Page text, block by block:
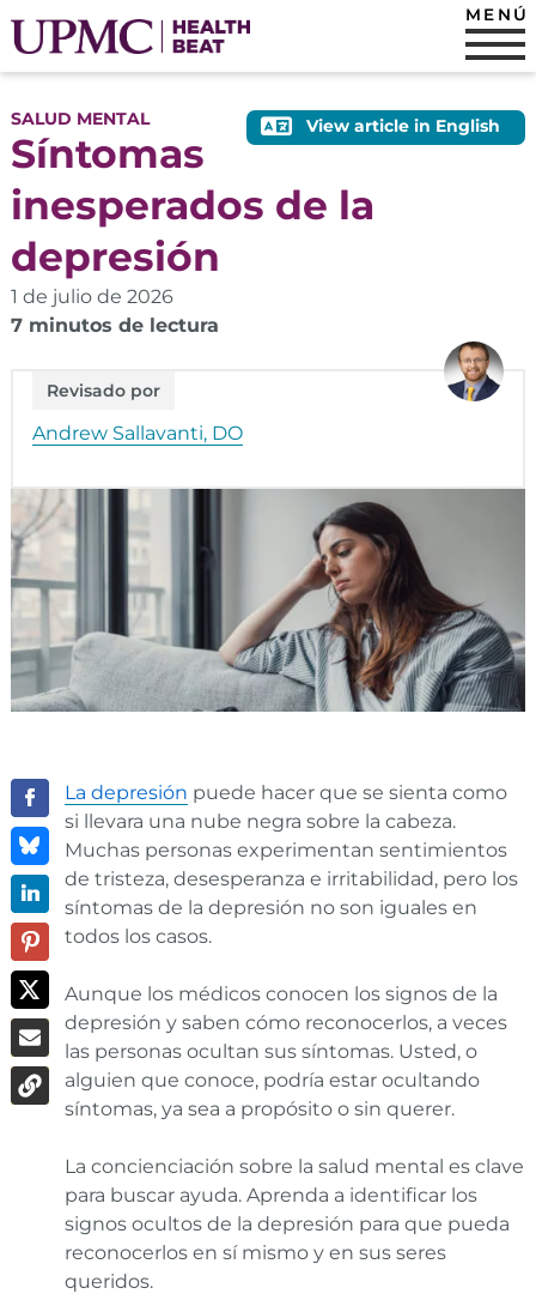
MENÚ
View article in English
SALUD MENTAL
Síntomas
inesperados de la
depresión
1 de julio de 2026
7 minutos de lectura
Revisado por
Andrew Sallavanti, DO
La depresión puede hacer que se sienta como
si llevara una nube negra sobre la cabeza.
Muchas personas experimentan sentimientos
de tristeza, desesperanza e irritabilidad, pero los
síntomas de la depresión no son iguales en
todos los casos.
Aunque los médicos conocen los signos de la
depresión y saben cómo reconocerlos, a veces
las personas ocultan sus síntomas. Usted, o
alguien que conoce, podría estar ocultando
síntomas, ya sea a propósito o sin querer.
La concienciación sobre la salud mental es clave
para buscar ayuda. Aprenda a identificar los
signos ocultos de la depresión para que pueda
reconocerlos en sí mismo y en sus seres
queridos.